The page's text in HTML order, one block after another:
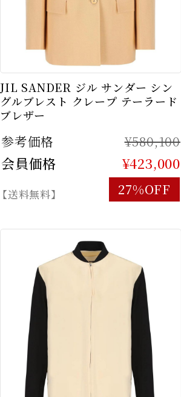
JIL SANDER ジル サンダー シン
グルブレスト クレープ テーラード
ブレザー
参考価格 ¥580,100
会員価格 ¥423,000
【送料無料】 27%OFF